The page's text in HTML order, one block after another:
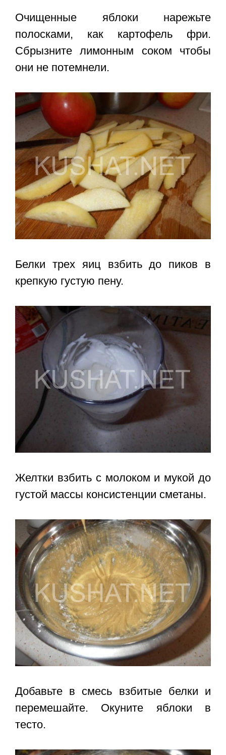
Очищенные яблоки нарежьте
полосками, как картофель фри.
Сбрызните лимонным соком чтобы
они не потемнели.
Белки трех яиц взбить до пиков в
крепкую густую пену.
Желтки взбить с молоком и мукой до
густой массы консистенции сметаны.
Добавьте в смесь взбитые белки и
перемешайте. Окуните яблоки в
тесто.